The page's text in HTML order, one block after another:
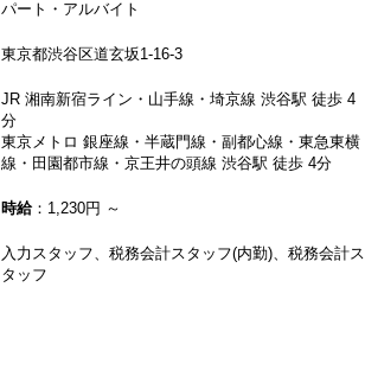
パート・アルバイト
東京都渋谷区道玄坂1-16-3
JR 湘南新宿ライン・山手線・埼京線 渋谷駅 徒歩 4
分
東京メトロ 銀座線・半蔵門線・副都心線・東急東横
線・田園都市線・京王井の頭線 渋谷駅 徒歩 4分
時給：1,230円 ～
入力スタッフ、税務会計スタッフ(内勤)、税務会計ス
タッフ